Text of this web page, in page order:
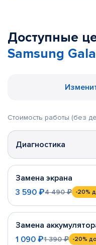
Доступные
Samsung
Стоимость работы (без
Диагностика
Замена экрана
3 590 ₽4 490 ₽ -20%
Замена
1 090 ₽1 390 ₽ -20%